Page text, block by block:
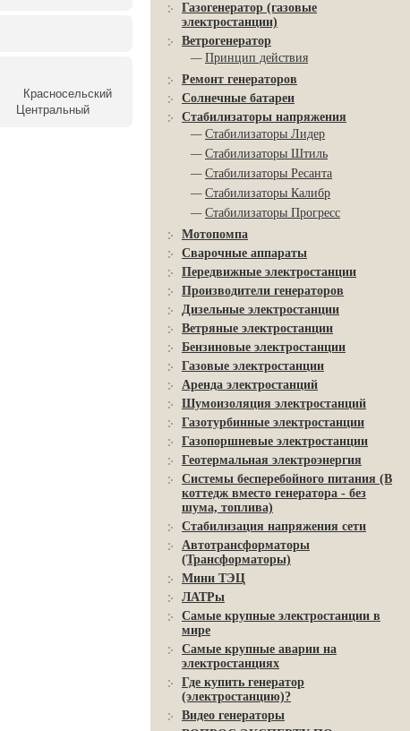
Красносельский
Центральный
Газогенератор (газовые
электростанции)
Ветрогенератор
— Принцип действия
Ремонт генераторов
Солнечные батареи
Стабилизаторы напряжения
— Стабилизаторы Лидер
— Стабилизаторы Штиль
— Стабилизаторы Ресанта
— Стабилизаторы Калибр
— Стабилизаторы Прогресс
Мотопомпа
Сварочные аппараты
Передвижные электростанции
Производители генераторов
Дизельные электростанции
Ветряные электростанции
Бензиновые электростанции
Газовые электростанции
Аренда электростанций
Шумоизоляция электростанций
Газотурбинные электростанции
Газопоршневые электростанции
Геотермальная электроэнергия
Системы бесперебойного питания (В
коттедж вместо генератора - без
шума, топлива)
Стабилизация напряжения сети
Автотрансформаторы
(Трансформаторы)
Мини ТЭЦ
ЛАТРы
Самые крупные электростанции в
мире
Самые крупные аварии на
электростанциях
Где купить генератор
(электростанцию)?
Видео генераторы